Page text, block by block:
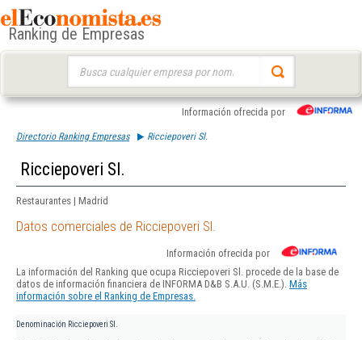
Ranking de Empresas
Información ofrecida por
Directorio Ranking Empresas Ricciepoveri Sl.
Ricciepoveri Sl.
Restaurantes | Madrid
Datos comerciales de Ricciepoveri Sl.
Información ofrecida por
La información del Ranking que ocupa Ricciepoveri Sl. procede de la base de
datos de información financiera de INFORMA D&B S.A.U. (S.M.E.). Más
información sobre el Ranking de Empresas.
Denominación Ricciepoveri Sl.